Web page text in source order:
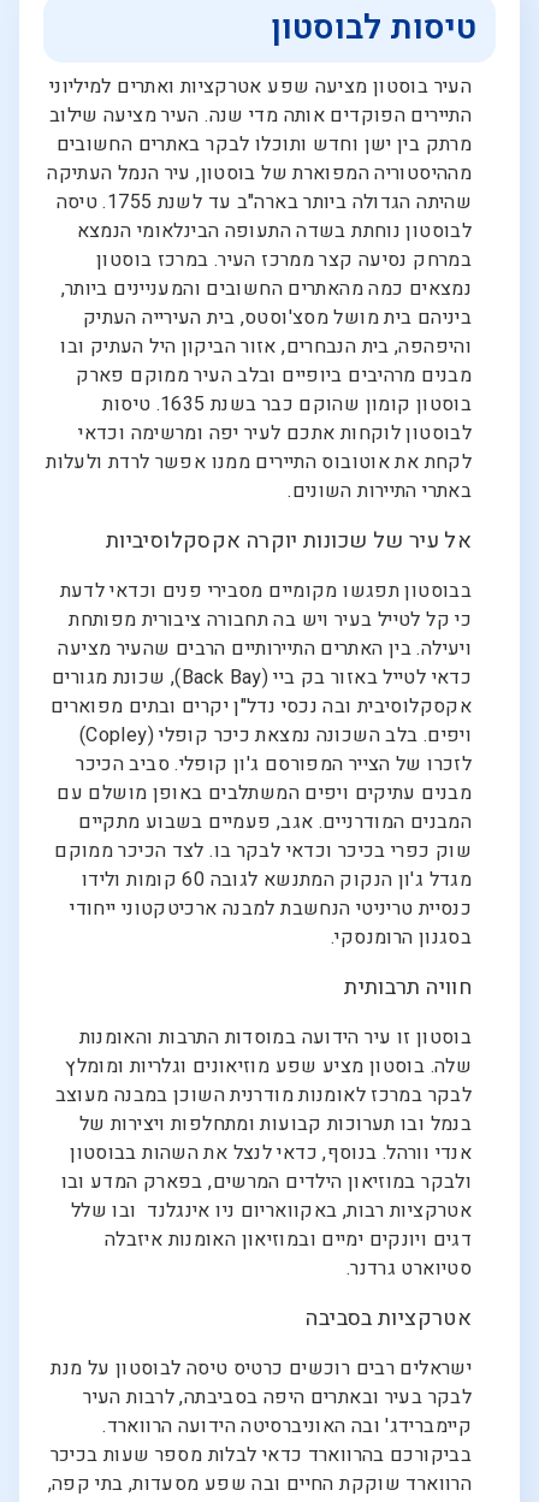
טיסות לבוסטון
העיר בוסטון מציעה שפע אטרקציות ואתרים למיליוני
התיירים הפוקדים אותה מדי שנה. העיר מציעה שילוב
מרתק בין ישן וחדש ותוכלו לבקר באתרים החשובים
מההיסטוריה המפוארת של בוסטון, עיר הנמל העתיקה
שהיתה הגדולה ביותר בארה"ב עד לשנת 1755. טיסה
לבוסטון נוחתת בשדה התעופה הבינלאומי הנמצא
במרחק נסיעה קצר ממרכז העיר. במרכז בוסטון
נמצאים כמה מהאתרים החשובים והמעניינים ביותר,
ביניהם בית מושל מסצ'וסטס, בית העירייה העתיק
והיפהפה, בית הנבחרים, אזור הביקון היל העתיק ובו
מבנים מרהיבים ביופיים ובלב העיר ממוקם פארק
בוסטון קומון שהוקם כבר בשנת 1635. טיסות
לבוסטון לוקחות אתכם לעיר יפה ומרשימה וכדאי
לקחת את אוטובוס התיירים ממנו אפשר לרדת ולעלות
באתרי התיירות השונים.
אל עיר של שכונות יוקרה אקסקלוסיביות
בבוסטון תפגשו מקומיים מסבירי פנים וכדאי לדעת
כי קל לטייל בעיר ויש בה תחבורה ציבורית מפותחת
ויעילה. בין האתרים התיירותיים הרבים שהעיר מציעה
כדאי לטייל באזור בק ביי (Back Bay), שכונת מגורים
אקסקלוסיבית ובה נכסי נדל"ן יקרים ובתים מפוארים
ויפים. בלב השכונה נמצאת כיכר קופלי (Copley)
לזכרו של הצייר המפורסם ג'ון קופלי. סביב הכיכר
מבנים עתיקים ויפים המשתלבים באופן מושלם עם
המבנים המודרניים. אגב, פעמיים בשבוע מתקיים
שוק כפרי בכיכר וכדאי לבקר בו. לצד הכיכר ממוקם
מגדל ג'ון הנקוק המתנשא לגובה 60 קומות ולידו
כנסיית טריניטי הנחשבת למבנה ארכיטקטוני ייחודי
בסגנון הרומנסקי.
חוויה תרבותית
בוסטון זו עיר הידועה במוסדות התרבות והאומנות
שלה. בוסטון מציע שפע מוזיאונים וגלריות ומומלץ
לבקר במרכז לאומנות מודרנית השוכן במבנה מעוצב
בנמל ובו תערוכות קבועות ומתחלפות ויצירות של
אנדי וורהל. בנוסף, כדאי לנצל את השהות בבוסטון
ולבקר במוזיאון הילדים המרשים, בפארק המדע ובו
אטרקציות רבות, באקוואריום ניו אינגלנד ובו שלל
דגים ויונקים ימיים ובמוזיאון האומנות איזבלה
סטיוארט גרדנר.
אטרקציות בסביבה
ישראלים רבים רוכשים כרטיס טיסה לבוסטון על מנת
לבקר בעיר ובאתרים היפה בסביבתה, לרבות העיר
קיימברידג' ובה האוניברסיטה הידועה הרווארד.
בביקורכם בהרווארד כדאי לבלות מספר שעות בכיכר
הרווארד שוקקת החיים ובה שפע מסעדות, בתי קפה,